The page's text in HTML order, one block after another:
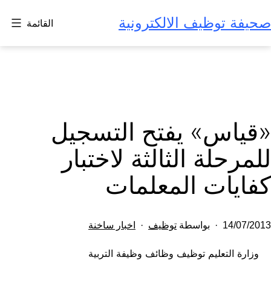
إلى
المحتوى
صحيفة توظيف الالكترونية القائمة
«قياس» يفتح التسجيل
للمرحلة الثالثة لاختبار
كفايات المعلمات
تم
في
14/07/2013 بواسطة توظيف
مصنف
اخبار ساخنة
وزارة التعليم توظيف وظائف وظيفة التربية